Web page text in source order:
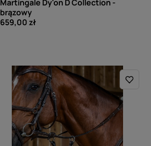
Martingale Dy'on D Collection -
brązowy
659,00 zł